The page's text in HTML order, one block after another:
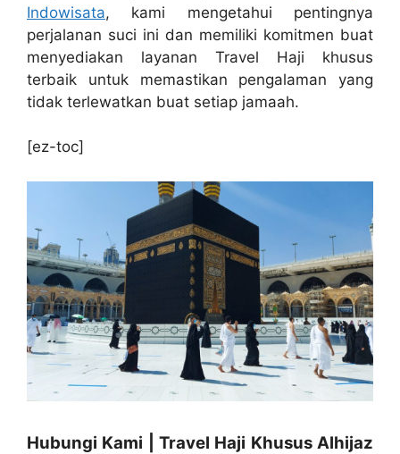
Indowisata, kami mengetahui pentingnya
perjalanan suci ini dan memiliki komitmen buat
menyediakan layanan Travel Haji khusus
terbaik untuk memastikan pengalaman yang
tidak terlewatkan buat setiap jamaah.
[ez-toc]
Hubungi Kami | Travel Haji Khusus Alhijaz